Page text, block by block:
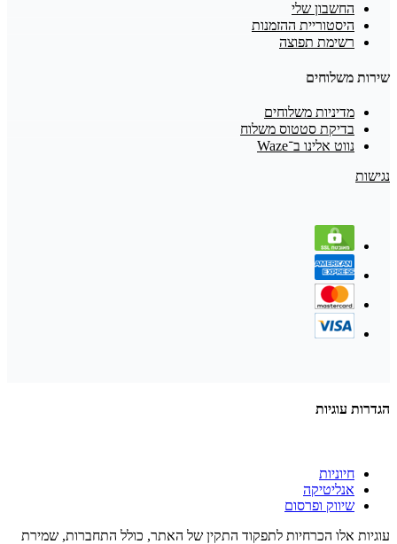
החשבון שלי
היסטוריית ההזמנות
רשימת תפוצה
שירות משלוחים
מדיניות משלוחים
בדיקת סטטוס משלוח
נווט אלינו ב־Waze
נגישות
הגדרות עוגיות
חיוניות
אנליטיקה
שיווק ופרסום
עוגיות אלו הכרחיות לתפקוד התקין של האתר, כולל התחברות, שמירת